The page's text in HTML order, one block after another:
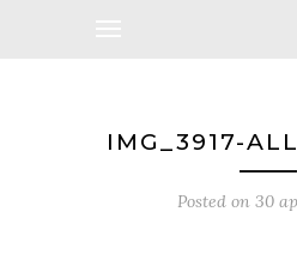
IMG_3917-
Posted on 30